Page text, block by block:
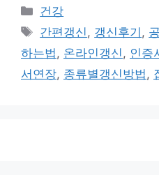
카
테
리
건강
태
그
간편갱신 , 갱신후기 ,
하는법 , 온라인갱신 , 인증
서연장, 종류별갱신방법 ,